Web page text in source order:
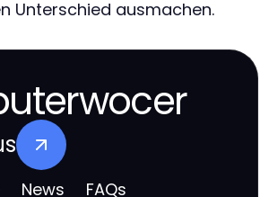
Unterschied ausmachen.
News FAQs